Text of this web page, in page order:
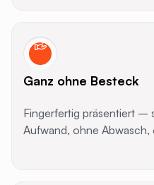
Ganz ohne Besteck
Fingerfertig präsentiert –
Aufwand, ohne Abwasch,